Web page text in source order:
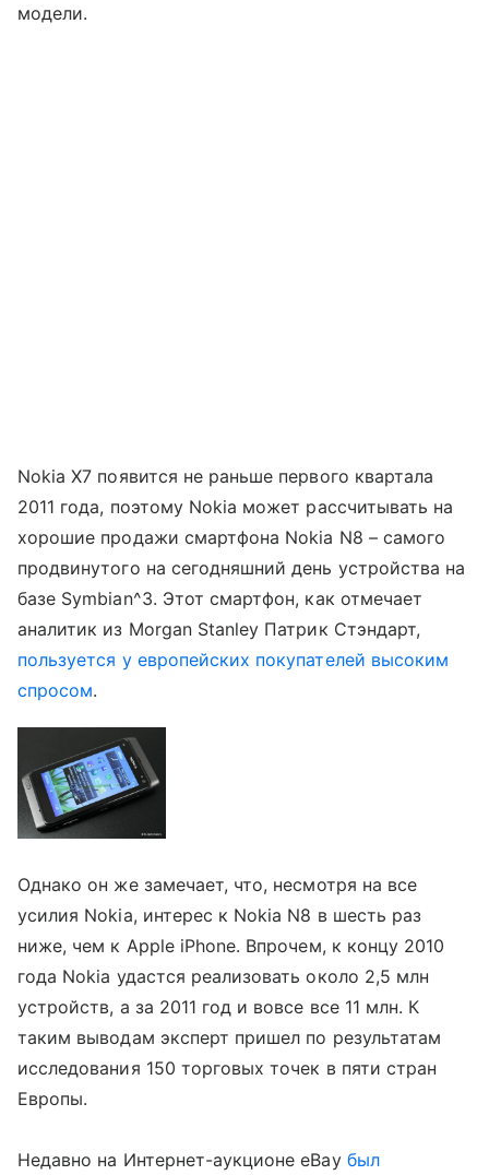
модели.
Nokia X7 появится не раньше первого квартала
2011 года, поэтому Nokia может рассчитывать на
хорошие продажи смартфона Nokia N8 – самого
продвинутого на сегодняшний день устройства на
базе Symbian^3. Этот смартфон, как отмечает
аналитик из Morgan Stanley Патрик Стэндарт,
пользуется у европейских покупателей высоким
спросом.
Однако он же замечает, что, несмотря на все
усилия Nokia, интерес к Nokia N8 в шесть раз
ниже, чем к Apple iPhone. Впрочем, к концу 2010
года Nokia удастся реализовать около 2,5 млн
устройств, а за 2011 год и вовсе все 11 млн. К
таким выводам эксперт пришел по результатам
исследования 150 торговых точек в пяти стран
Европы.
Недавно на Интернет-аукционе eBay был